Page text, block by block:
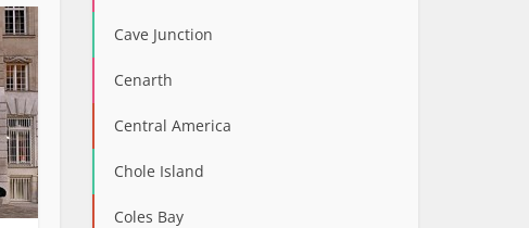
Cave Junction
Cenarth
Central America
Chole Island
Coles Bay